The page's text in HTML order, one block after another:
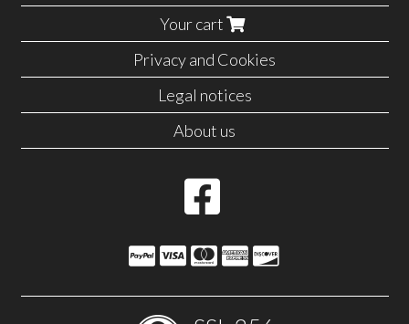
Your cart
Privacy and Cookies
Legal notices
About us